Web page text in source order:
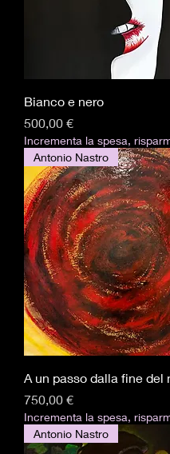
Bianco e nero
Pris
500,00 €
Incrementa la spesa,
Antonio Nastro
A un passo dalla fine del
Pris
750,00 €
Incrementa la spesa,
Antonio Nastro